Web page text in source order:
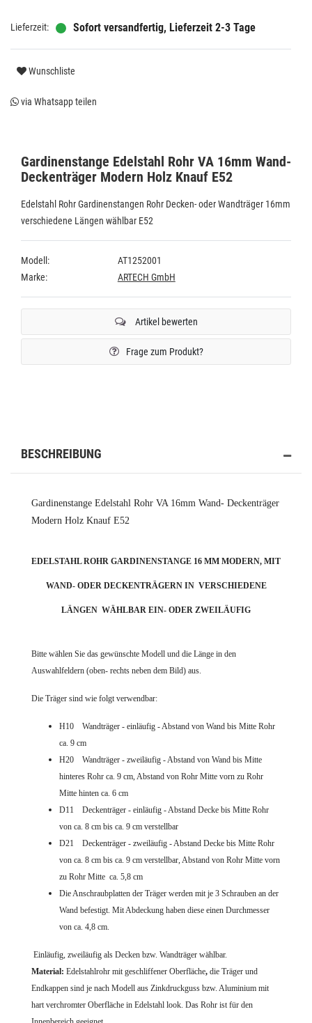
Gardinenstange Edelstahl Rohr VA 16mm Wand-
Deckenträger Modern Holz Knauf E52
Edelstahl Rohr Gardinenstangen Rohr Decken- oder Wandträger 16mm
verschiedene Längen wählbar E52
Modell:
AT1252001
Marke:
ARTECH GmbH
Artikel bewerten
Frage zum Produkt?
Sofort versandfertig, Lieferzeit 2-3 Tage
Wunschliste
via Whatsapp teilen
BESCHREIBUNG
Gardinenstange Edelstahl Rohr VA 16mm Wand- Deckenträger
Modern Holz Knauf E52
EDELSTAHL ROHR GARDINENSTANGE 16 MM MODERN, MIT
WAND- ODER DECKENTRÄGERN IN VERSCHIEDENE
LÄNGEN WÄHLBAR EIN- ODER ZWEILÄUFIG
Bitte wählen Sie das gewünschte Modell und die Länge in den
Auswahlfeldern (oben- rechts neben dem Bild) aus.
Die Träger sind wie folgt verwendbar:
H10 Wandträger - einläufig - Abstand von Wand bis Mitte Rohr
ca. 9 cm
H20 Wandträger - zweiläufig - Abstand von Wand bis Mitte
hinteres Rohr ca. 9 cm, Abstand von Rohr Mitte vorn zu Rohr
Mitte hinten ca. 6 cm
D11 Deckenträger - einläufig - Abstand Decke bis Mitte Rohr
von ca. 8 cm bis ca. 9 cm verstellbar
D21 Deckenträger - zweiläufig - Abstand Decke bis Mitte Rohr
von ca. 8 cm bis ca. 9 cm verstellbar, Abstand von Rohr Mitte vorn
zu Rohr Mitte ca. 5,8 cm
Die Anschraubplatten der Träger werden mit je 3 Schrauben an der
Wand befestigt. Mit Abdeckung haben diese einen Durchmesser
von ca. 4,8 cm.
Einläufig, zweiläufig als Decken bzw. Wandträger wählbar.
Material: Edelstahlrohr mit geschliffener Oberfläche, die Träger und
Endkappen sind je nach Modell aus Zinkdruckguss bzw. Aluminium mit
hart verchromter Oberfläche in Edelstahl look. Das Rohr ist für den